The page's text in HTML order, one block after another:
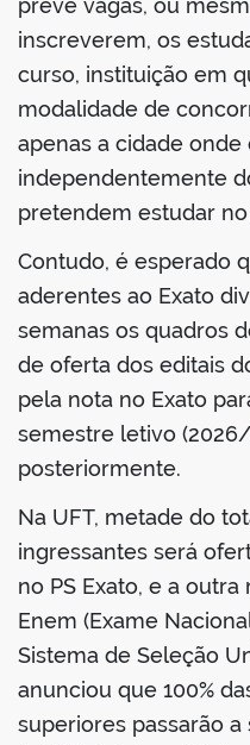
prevê vagas, ou
inscreverem, os
curso, instituição em
modalidade de
apenas a cidade
independentemente
pretendem estudar
Contudo, é esperado
aderentes ao Exato
semanas os quadros
de oferta dos editais
pela nota no Exato
semestre letivo
posteriormente.
Na UFT, metade do
ingressantes será
no PS Exato, e a
Enem (Exame
Sistema de Seleção
anunciou que 100%
superiores passarão